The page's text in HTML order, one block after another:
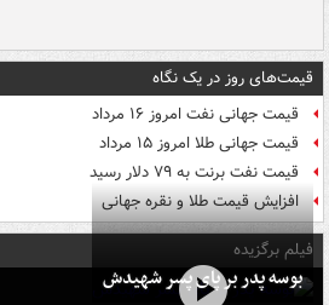
قیمت‌های روز در یک نگاه
قیمت جهانی نفت امروز ۱۶ مرداد
قیمت جهانی طلا امروز ۱۵ مرداد
قیمت نفت برنت به ۷۹ دلار رسید
افزایش قیمت طلا و نقره جهانی
فیلم برگزیده
بوسه‌ پدر بر پای پسر شهیدش